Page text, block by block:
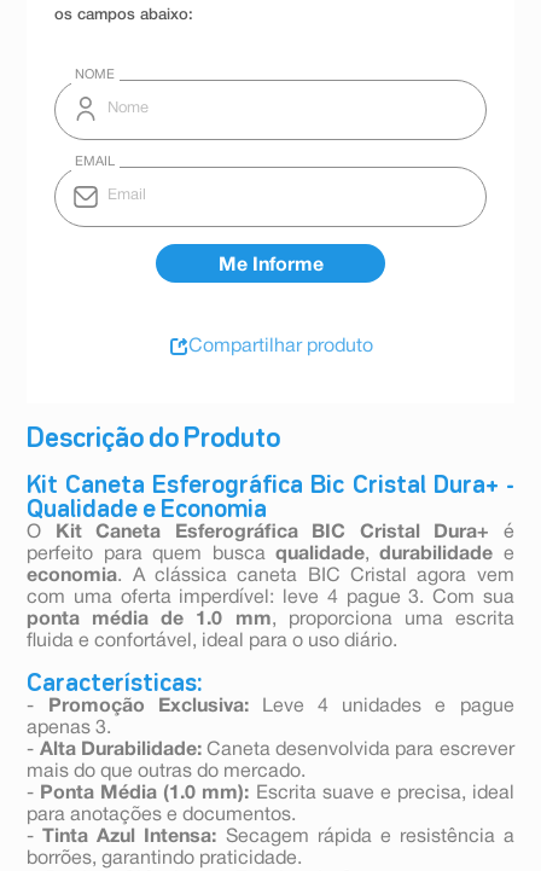
Descrição do Produto
Kit Caneta Esferográfica Bic Cristal Dura+ -
Qualidade e Economia
O Kit Caneta Esferográfica BIC Cristal Dura+ é
perfeito para quem busca qualidade,durabilidade e
economia. A clássica caneta BIC Cristal agora vem
com uma oferta imperdível: leve 4 pague 3. Com sua
ponta média de 1.0 mm, proporciona uma escrita
fluida e confortável, ideal para o uso diário.
Características:
- Promoção Exclusiva:
Leve 4 unidades e pague
apenas 3.
- Alta Durabilidade:Caneta desenvolvida para escrever
mais do que outras do mercado.
- Ponta Média (1.0 mm): Escrita suave e precisa, ideal
para anotações e documentos.
-
Tinta Azul Intensa: Secagem rápida e resistência a
borrões, garantindo praticidade.
Compartilhar produto